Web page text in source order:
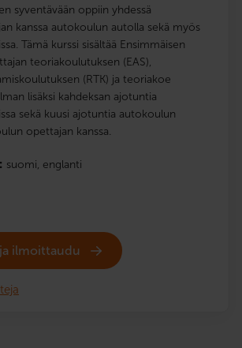
syventävään oppiin yhdessä
kanssa autokoulun autolla sekä myös
Tämä kurssi sisältää Ensimmäisen
teoriakoulutuksen (EAS),
(RTK) ja teoriakoe
lisäksi kahdeksan ajotuntia
sekä kuusi ajotuntia autokoulun
opettajan kanssa.
suomi, englanti
ilmoittaudu